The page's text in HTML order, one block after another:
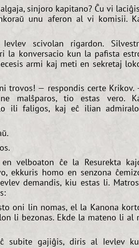
sinjoro kapitano? Ĉu vi
unu aferon al vi komisii.
scivolan rigardon.
la konversacio kun la pafista
armi kaj meti en sekretaj
trovos! — respondis certe Krikov.
malŝparos, tio estas vero.
ili faligos, kaj eĉ ilian
velboaton ĉe la Resurekta
ekkuris homo en senzona
demandis, kiu estas li.
oni lin nomas, el la Kanona
li bezonas. Ekde la mateno li al
subite gajiĝis, diris al Ievlev